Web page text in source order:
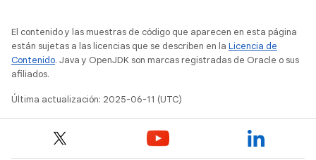
El contenido y las muestras de código que aparecen en esta página
están sujetas a las licencias que se describen en la Licencia de
Contenido. Java y OpenJDK son marcas registradas de Oracle o sus
afiliados.
Última actualización: 2025-06-11 (UTC)